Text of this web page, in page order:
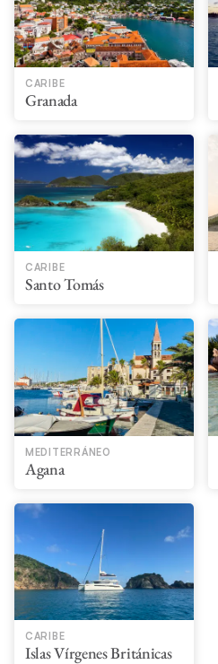
CARIBE
Granada
CARIBE
Santo Tomás
MEDITERRÁNEO
Agana
CARIBE
Islas Vírgenes Británicas